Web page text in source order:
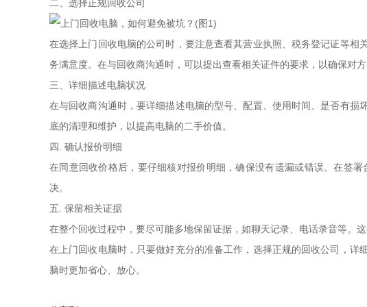
二、选择正规回收公司
在选择上门回收电脑的公司时，要注意查看其营业执照、税务登记证等
务满意度。在与回收商沟通时，可以提出查看相关证件的要求，以确保对方
三、详细描述电脑状况
在与回收商沟通时，要详细描述电脑的型号、配置、使用时间、是否有
底的清理和维护，以提高电脑的二手价值。
四. 确认报价明细
在同意回收价格后，要仔细核对报价明细，确保没有遗漏或错误。在签
决。
五. 保留相关证据
在整个回收过程中，要尽可能多地保留证据，如聊天记录、电话录音等。
在上门回收电脑时，只要做好充分的准备工作，选择正规的回收公司，
脑时更加省心、放心。